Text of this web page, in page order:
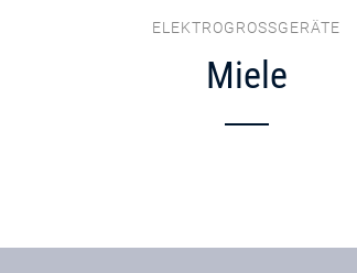
ELEKTROGROSSGERÄTE
Miele